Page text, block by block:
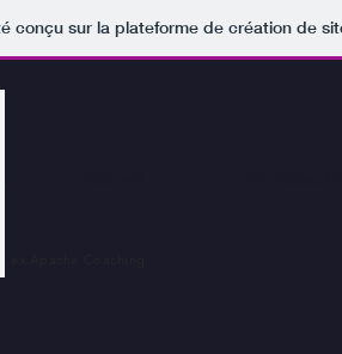
conçu sur la plateforme de création de